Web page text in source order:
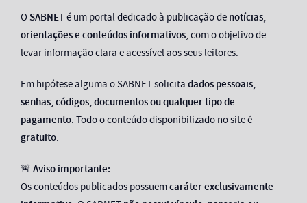
O SABNETé um portal dedicado à publicação de notícias,
orientações e conteúdos informativos, com o objetivo de
levar informação clara e acessível aos seus leitores.
Em hipótese alguma o SABNET solicita dados pessoais,
senhas, códigos, documentos ou qualquer tipo de
pagamento. Todo o conteúdo disponibilizado no site é
gratuito.
🚨 Aviso importante:
Os conteúdos publicados possuemcaráter exclusivamente